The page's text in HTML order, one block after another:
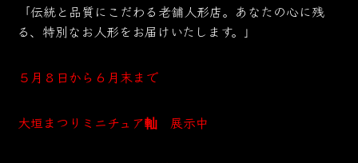
「伝統と品質にこだわる老舗人形店。あなたの心に残
る、特別なお人形をお届けいたします。」
５月８日から６月末まで
大垣まつりミニチュア軕 展示中